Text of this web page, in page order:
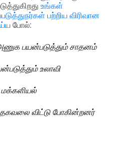
உங்கள்
பற்றிய விரிவான
போல்:
பயன்படுத்தும் சாதனம்
உலாவி
விட்டு போகின்றனர்